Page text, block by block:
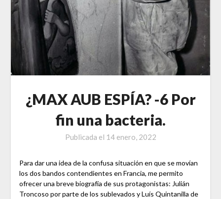
¿MAX AUB ESPÍA? -6 Por
fin una bacteria.
Publicada el 14 enero, 2022
Para dar una idea de la confusa situación en que se movían
los dos bandos contendientes en Francia, me permito
ofrecer una breve biografía de sus protagonistas: Julián
Troncoso por parte de los sublevados y Luís Quintanilla de